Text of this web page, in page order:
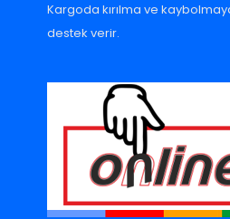
Kargoda kırılma ve
destek verir.